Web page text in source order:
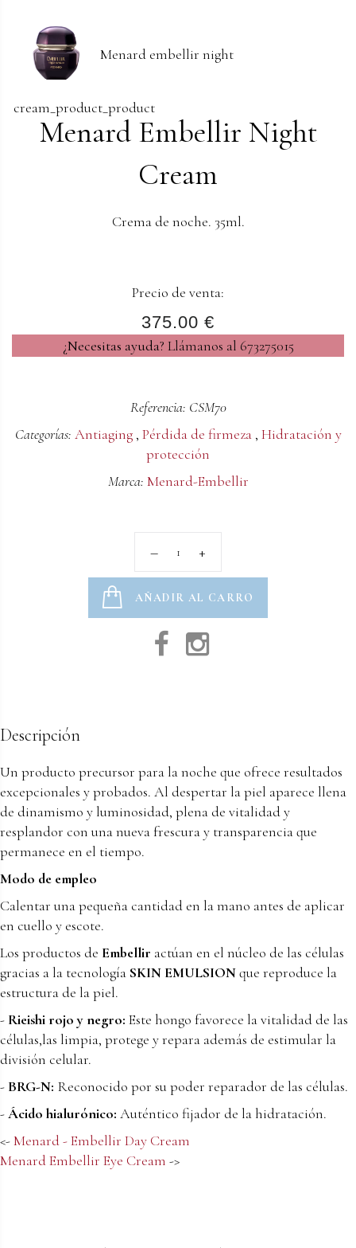
Menard embellir night
cream_product_product
Menard Embellir Night
Cream
Crema de noche. 35ml.
Precio de venta:
375.00 €
¿Necesitas ayuda? Llámanos al 673275015
Referencia: CSM70
Categorías: Antiaging, Pérdida de firmeza, Hidratación y
protección
Marca: Menard-Embellir
AÑADIR AL CARRO
Descripción
Un producto precursor para la noche que ofrece resultados
excepcionales y probados. Al despertar la piel aparece llena
de dinamismo y luminosidad, plena de vitalidad y
resplandor con una nueva frescura y transparencia que
permanece en el tiempo.
Modo de empleo
Calentar una pequeña cantidad en la mano antes de aplicar
en cuello y escote.
Los productos de Embellir actúan en el núcleo de las células
gracias a la tecnología SKIN EMULSIONque reproduce la
estructura de la piel.
- Rieishi rojo y negro: Este hongo favorece la vitalidad de las
células,las limpia, protege y repara además de estimular la
división celular.
- BRG-N: Reconocido por su poder reparador de las células.
-Ácido hialurónico: Auténtico fijador de la hidratación.
<-Menard - Embellir Day Cream
Menard Embellir Eye Cream ->